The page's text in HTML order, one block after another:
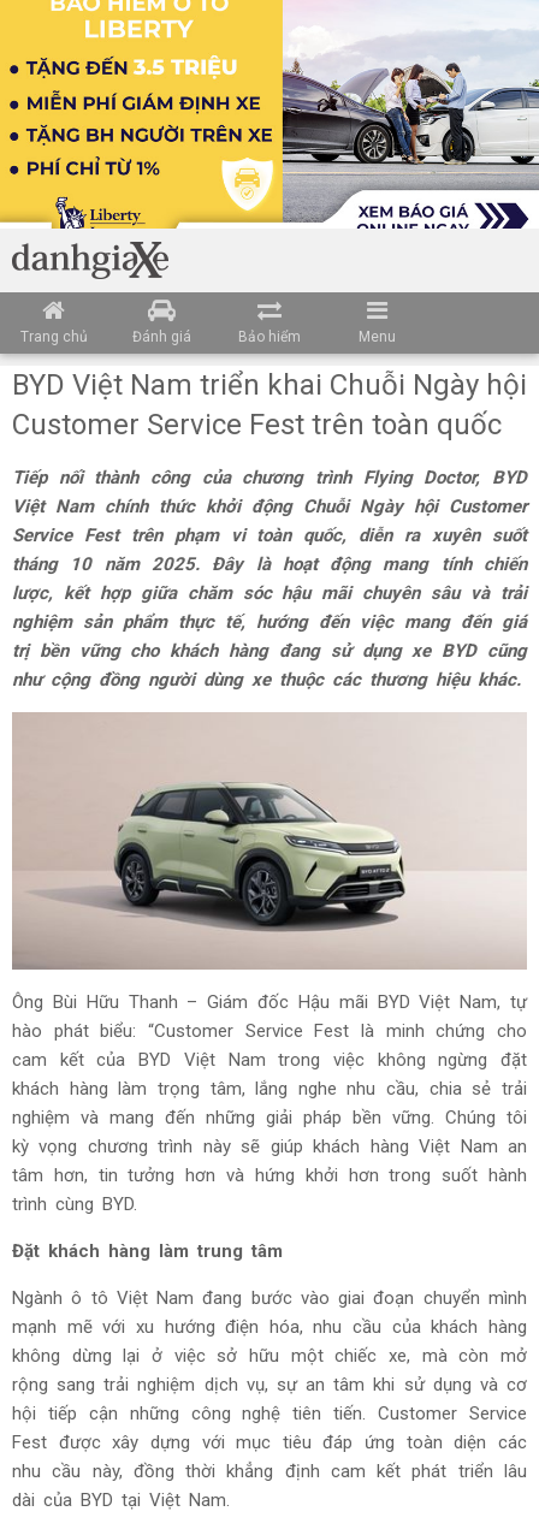
Trang chủ Đánh giá Bảo hiểm Menu
BYD Việt Nam triển khai Chuỗi Ngày hội
Customer Service Fest trên toàn quốc
Tiếp nối thành công của chương trình Flying Doctor, BYD
Việt Nam chính thức khởi động Chuỗi Ngày hội Customer
Service Fest trên phạm vi toàn quốc, diễn ra xuyên suốt
tháng 10 năm 2025. Đây là hoạt động mang tính chiến
lược, kết hợp giữa chăm sóc hậu mãi chuyên sâu và trải
nghiệm sản phẩm thực tế, hướng đến việc mang đến giá
trị bền vững cho khách hàng đang sử dụng xe BYD cũng
như cộng đồng người dùng xe thuộc các thương hiệu khác.
Ông Bùi Hữu Thanh – Giám đốc Hậu mãi BYD Việt Nam, tự
hào phát biểu: “Customer Service Fest là minh chứng cho
cam kết của BYD Việt Nam trong việc không ngừng đặt
khách hàng làm trọng tâm, lắng nghe nhu cầu, chia sẻ trải
nghiệm và mang đến những giải pháp bền vững. Chúng tôi
kỳ vọng chương trình này sẽ giúp khách hàng Việt Nam an
tâm hơn, tin tưởng hơn và hứng khởi hơn trong suốt hành
trình cùng BYD.
Đặt khách hàng làm trung tâm
Ngành ô tô Việt Nam đang bước vào giai đoạn chuyển mình
mạnh mẽ với xu hướng điện hóa, nhu cầu của khách hàng
không dừng lại ở việc sở hữu một chiếc xe, mà còn mở
rộng sang trải nghiệm dịch vụ, sự an tâm khi sử dụng và cơ
hội tiếp cận những công nghệ tiên tiến. Customer Service
Fest được xây dựng với mục tiêu đáp ứng toàn diện các
nhu cầu này, đồng thời khẳng định cam kết phát triển lâu
dài của BYD tại Việt Nam.